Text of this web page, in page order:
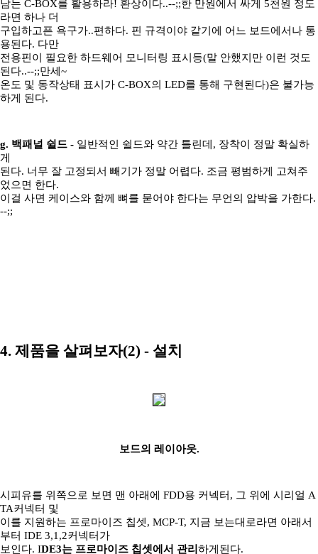
남는 C-BOX를 활용하라! 환상이다..--;;한 만원에서 싸게 5천원 정도
라면 하나 더
구입하고픈 욕구가..편하다. 핀 규격이야 같기에 어느 보드에서나 통
용된다. 다만
전용핀이 필요한 하드웨어 모니터링 표시등(말 안했지만 이런 것도
된다..--;;만세~
온도 및 동작상태 표시가 C-BOX의 LED를 통해 구현된다)은 불가능
하게 된다.
g. 백패널 쉴드 - 일반적인 쉴드와 약간 틀린데, 장착이 정말 확실하
게
된다. 너무 잘 고정되서 빼기가 정말 어렵다. 조금 평범하게 고쳐주
었으면 한다.
이걸 사면 케이스와 함께 뼈를 묻어야 한다는 무언의 압박을 가한다.
--;;
4. 제품을 살펴보자(2) - 설치
보드의 레이아웃.
시피유를 위쪽으로 보면 맨 아래에 FDD용 커넥터, 그 위에 시리얼 A
TA커넥터 및
이를 지원하는 프로마이즈 칩셋, MCP-T, 지금 보는대로라면 아래서
부터 IDE 3,1,2커넥터가
보인다. IDE3는 프로마이즈 칩셋에서 관리 하게된다.